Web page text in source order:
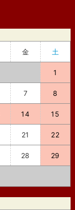
金 土
1
7 8
14 15
21 22
28 29